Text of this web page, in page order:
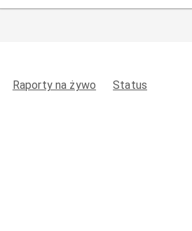
Raporty na żywo Status